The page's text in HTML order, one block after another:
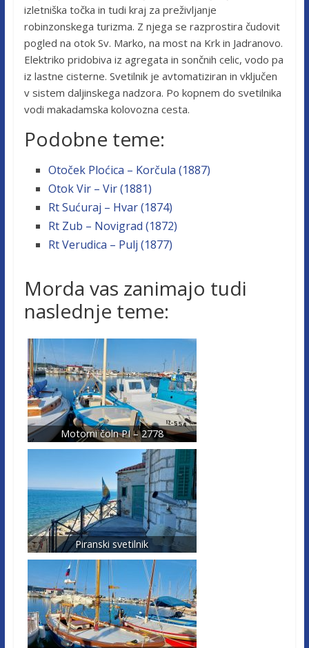
izletniška točka in tudi kraj za preživljanje
robinzonskega turizma. Z njega se razprostira čudovit
pogled na otok Sv. Marko, na most na Krk in Jadranovo.
Elektriko pridobiva iz agregata in sončnih celic, vodo pa
iz lastne cisterne. Svetilnik je avtomatiziran in vključen
v sistem daljinskega nadzora. Po kopnem do svetilnika
vodi makadamska kolovozna cesta.
Podobne teme:
Otoček Ploćica – Korčula (1887)
Otok Vir – Vir (1881)
Rt Sućuraj – Hvar (1874)
Rt Zub – Novigrad (1872)
Rt Verudica – Pulj (1877)
Morda vas zanimajo tudi
naslednje teme:
Motorni čoln PI – 2778
Piranski svetilnik